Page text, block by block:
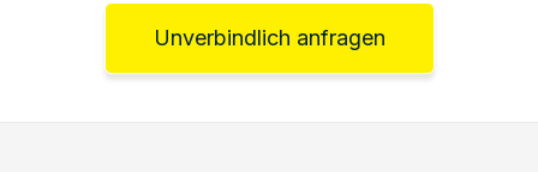
Unverbindlich anfragen